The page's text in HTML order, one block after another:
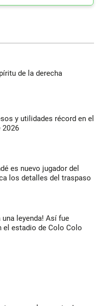
de la derecha
y utilidades récord en el
2026
es nuevo jugador del
los detalles del traspaso
leyenda! Así fue
el estadio de Colo Colo